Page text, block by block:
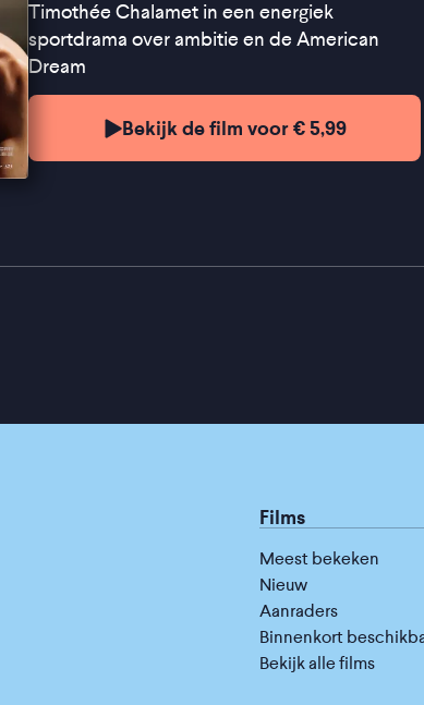
Timothée Chalamet in een energiek
sportdrama over ambitie en de American
Dream
Bekijk de film voor € 5,99
Films
Meest bekeken
Nieuw
Aanraders
Binnenkort
Bekijk alle films